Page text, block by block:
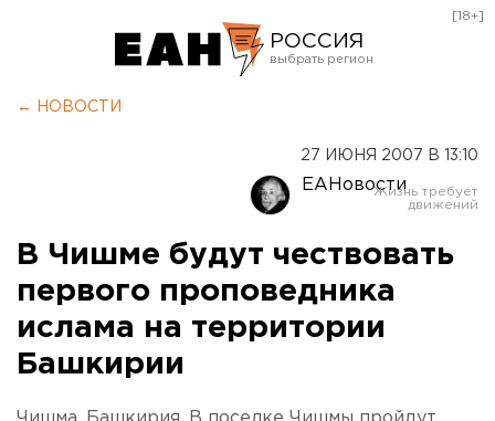
РОССИЯ
Оренбург
[18+]
← НОВОСТИ
27 ИЮНЯ 2007 В 13:10
ЕАНовости
В Чишме будут чествовать
первого проповедника
ислама на территории
Башкирии